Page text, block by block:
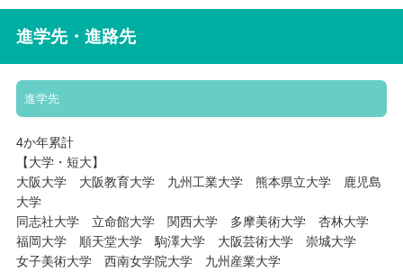
進学先・進路先
進学先
4か年累計
【大学・短大】
大阪大学 大阪教育大学 九州工業大学 熊本県立大学 鹿児島
大学
同志社大学 立命館大学 関西大学 多摩美術大学 杏林大学
福岡大学 順天堂大学 駒澤大学 大阪芸術大学 崇城大学
女子美術大学 西南女学院大学 九州産業大学